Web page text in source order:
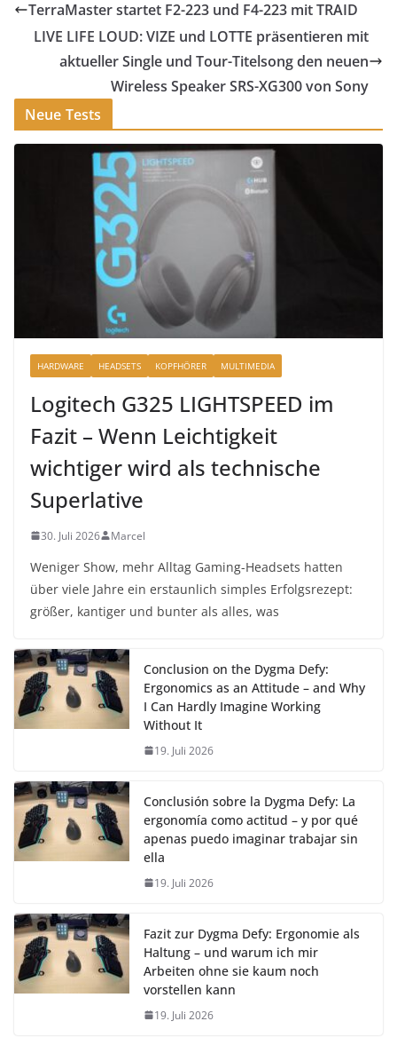
TerraMaster startet F2-223 und F4-223 mit TRAID
LIVE LIFE LOUD: VIZE und LOTTE präsentieren mit
aktueller Single und Tour-Titelsong den neuen
Wireless Speaker SRS-XG300 von Sony
Neue Tests
HARDWARE HEADSETS KOPFHÖRER MULTIMEDIA
Logitech G325 LIGHTSPEED im
Fazit – Wenn Leichtigkeit
wichtiger wird als technische
Superlative
30. Juli 2026 Marcel
Weniger Show, mehr Alltag Gaming-Headsets hatten
über viele Jahre ein erstaunlich simples Erfolgsrezept:
größer, kantiger und bunter als alles, was
Conclusion on the Dygma Defy:
Ergonomics as an Attitude – and Why
I Can Hardly Imagine Working
Without It
19. Juli 2026
Conclusión sobre la Dygma Defy: La
ergonomía como actitud – y por qué
apenas puedo imaginar trabajar sin
ella
19. Juli 2026
Fazit zur Dygma Defy: Ergonomie als
Haltung – und warum ich mir
Arbeiten ohne sie kaum noch
vorstellen kann
19. Juli 2026